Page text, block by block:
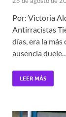
Por: Victoria
Antirracistas
días, era la más
ausencia
LEER MÁS